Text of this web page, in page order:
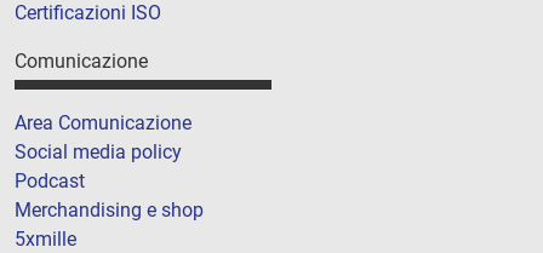
Certificazioni ISO
Comunicazione
Area Comunicazione
Social media policy
Podcast
Merchandising e shop
5xmille